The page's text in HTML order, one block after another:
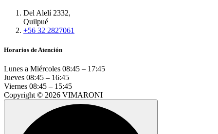
Del Alelí 2332,
Quilpué
+56 32 2827061
Horarios de Atención
Lunes a Miércoles 08:45 – 17:45
Jueves 08:45 – 16:45
Viernes 08:45 – 15:45
Copyright © 2026 VIMARONI